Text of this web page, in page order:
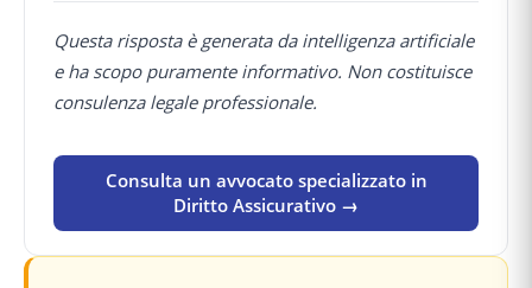
Questa risposta è generata da intelligenza artificiale
e ha scopo puramente informativo. Non costituisce
consulenza legale professionale.
Consulta un avvocato specializzato in
Diritto Assicurativo →